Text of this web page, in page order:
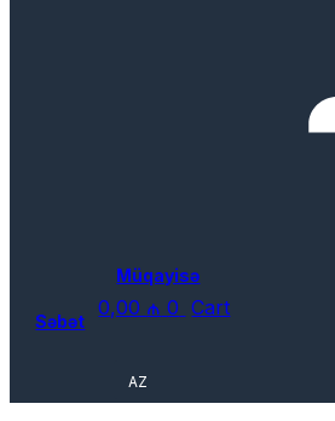
Müqayisə
0,00 ₼ 0 Cart
Səbət
AZ